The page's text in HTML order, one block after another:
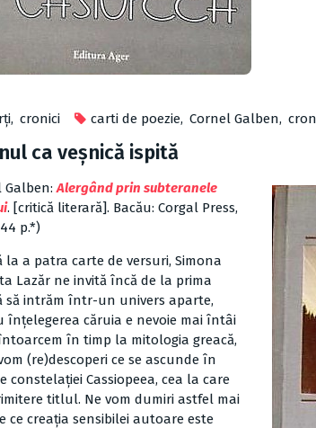
, cronici carti de poezie, Cornel Galben,
ca veşnică ispită
Galben:Alergând prin subteranele
. [critică literară]. Bacău: Corgal Press,
p.*)
la a patra carte de versuri, Simona
Lazăr ne invită încă de la prima
să intrăm într-un univers aparte,
înţelegerea căruia e nevoie mai întâi
în timp la mitologia greacă,
(re)descoperi ce se ascunde în
constelaţiei Cassiopeea, cea la care
titlul. Ne vom dumiri astfel mai
ce creaţia sensibilei autoare este